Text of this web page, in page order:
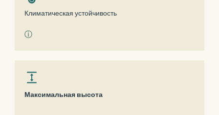
Климатическая устойчивость
ⓘ
Максимальная высота